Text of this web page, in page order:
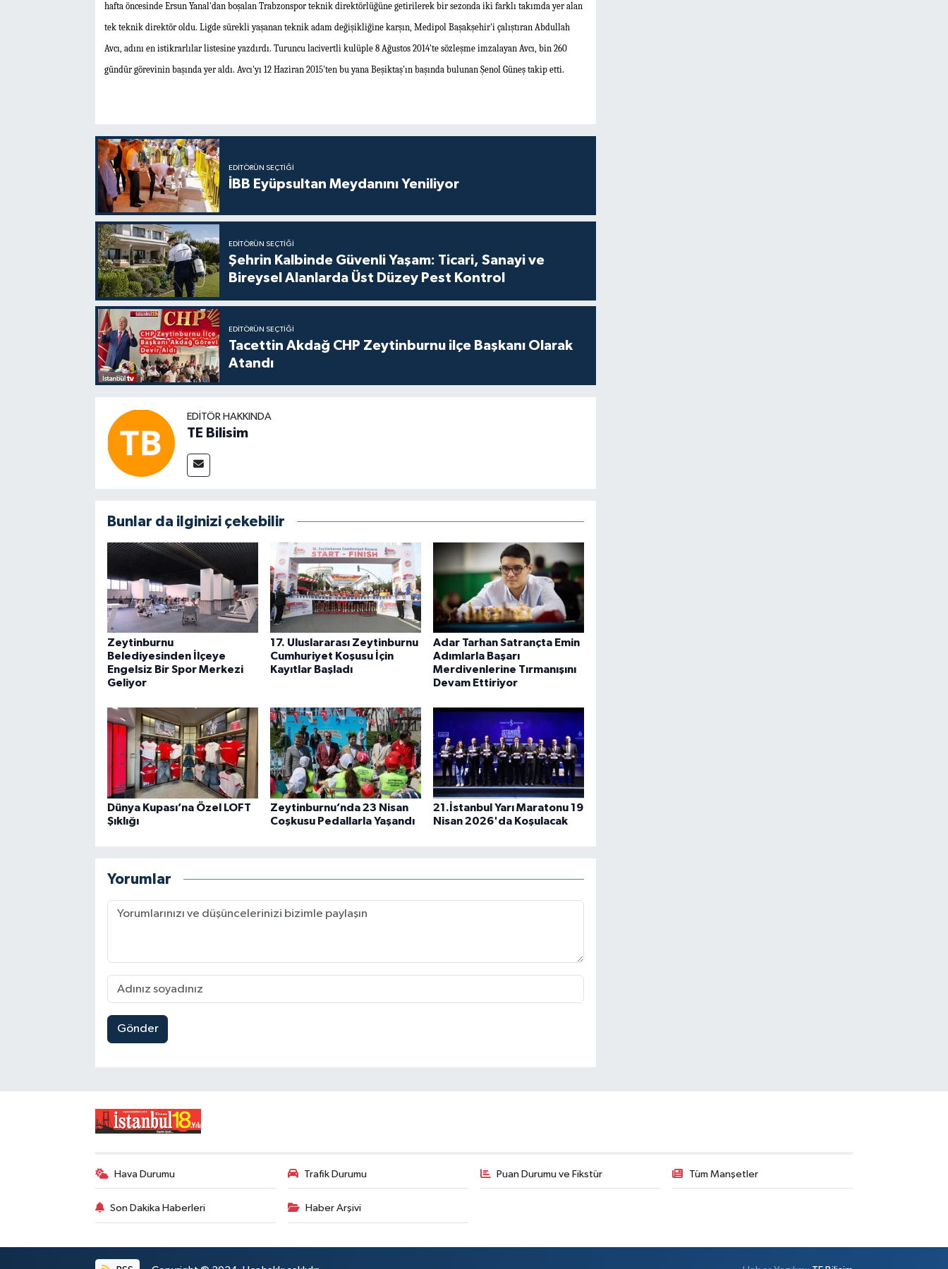
hafta öncesinde Ersun Yanal'dan boşalan Trabzonspor teknik direktörlüğüne getirilerek bir sezonda iki farklı takımda yer alan
tek teknik direktör oldu. Ligde sürekli yaşanan teknik adam değişikliğine karşın, Medipol Başakşehir'i çalıştıran Abdullah
Avcı, adını en istikrarlılar listesine yazdırdı. Turuncu lacivertli kulüple 8 Ağustos 2014'te sözleşme imzalayan Avcı, bin 260
gündür görevinin başında yer aldı. Avcı'yı 12 Haziran 2015'ten bu yana Beşiktaş'ın başında bulunan Şenol Güneştakip etti.
EDITÖRÜN SEÇTIĞI
İBB Eyüpsultan Meydanını Yeniliyor
EDITÖRÜN SEÇTIĞI
Şehrin Kalbinde Güvenli Yaşam: Ticari, Sanayi ve
Bireysel Alanlarda Üst Düzey Pest Kontrol
EDITÖRÜN SEÇTIĞI
Tacettin Akdağ CHP Zeytinburnu ilçe Başkanı Olarak
Atandı
EDITÖR HAKKINDA
TE Bilisim
Bunlar da ilginizi çekebilir
Zeytinburnu
Belediyesinden İlçeye
Engelsiz Bir Spor Merkezi
Geliyor
17. Uluslararası Zeytinburnu
Cumhuriyet Koşusu İçin
Kayıtlar Başladı
Adar Tarhan Satrançta Emin
Adımlarla Başarı
Merdivenlerine Tırmanışını
Devam Ettiriyor
Dünya Kupası’na Özel LOFT
Şıklığı
Zeytinburnu’nda 23 Nisan
Coşkusu Pedallarla Yaşandı
21.İstanbul Yarı Maratonu 19
Nisan 2026'da Koşulacak
Yorumlar
Gönder
Hava Durumu Trafik Durumu Puan Durumu ve Fikstür Tüm Manşetler
Son Dakika Haberleri Haber Arşivi